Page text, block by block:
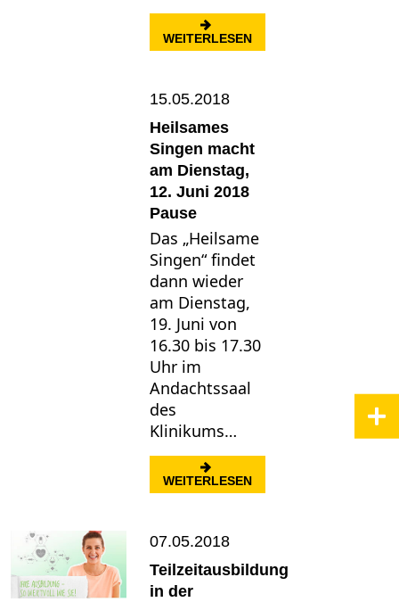
WEITERLESEN: „AUF UNSERE ART“
15.05.2018
Heilsames
Singen macht
am Dienstag,
12. Juni 2018
Pause
Das „Heilsame
Singen“ findet
dann wieder
am Dienstag,
19. Juni von
16.30 bis 17.30
Uhr im
Andachtssaal
des
Klinikums…
WEITERLESEN: HEILSAMES SINGEN
07.05.2018
Teilzeitausbildung
in der